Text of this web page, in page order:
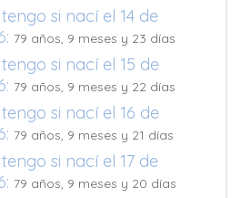
si nací el 14 de
79 años, 9 meses y 23 días
si nací el 15 de
79 años, 9 meses y 22 días
si nací el 16 de
79 años, 9 meses y 21 días
si nací el 17 de
79 años, 9 meses y 20 días